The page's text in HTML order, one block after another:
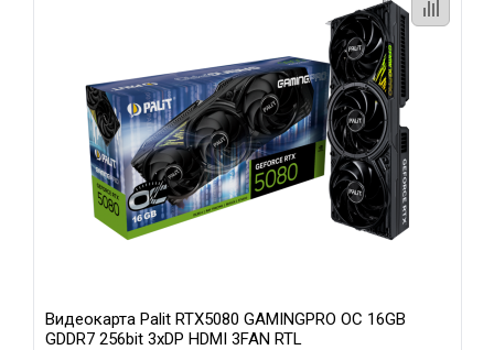
Видеокарта Palit RTX5080 GAMINGPRO OC 16GB
GDDR7 256bit 3xDP HDMI 3FAN RTL